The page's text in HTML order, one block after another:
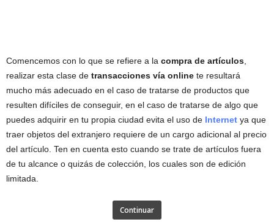
Comencemos con lo que se refiere a la compra de artículos
realizar esta clase de transacciones vía online te resultará
mucho más adecuado en el caso de tratarse de productos que
resulten difíciles de conseguir, en el caso de tratarse de algo que
puedes adquirir en tu propia ciudad evita el uso de Internet ya que
traer objetos del extranjero requiere de un cargo adicional al precio
del artículo. Ten en cuenta esto cuando se trate de artículos fuera
de tu alcance o quizás de colección, los cuales son de edición
limitada.
Continuar